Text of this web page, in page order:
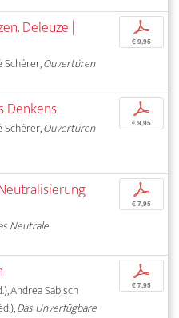
Deleuze |
Schérer,Ouvertüren
p
€ 9,95
Denkens
Schérer,Ouvertüren
p
€ 9,95
Neutrale
p
€ 7,95
Andrea Sabisch
Das Unverfügbare
p
€ 7,95